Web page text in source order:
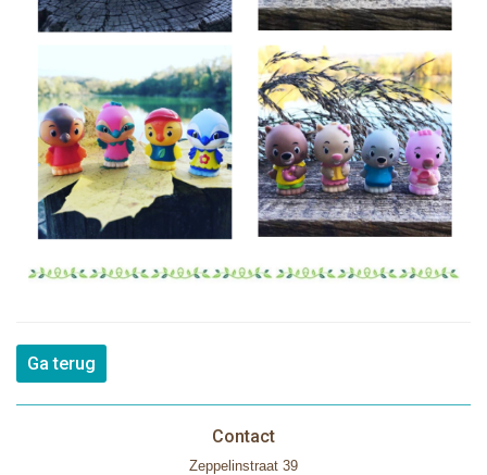
Ga terug
Contact
Zeppelinstraat 39